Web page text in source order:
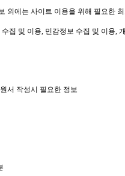
외에는 사이트 이용을 위해 필요한
집 및 이용 민감정보 수집 및 이용
서 작성시 필요한 정보